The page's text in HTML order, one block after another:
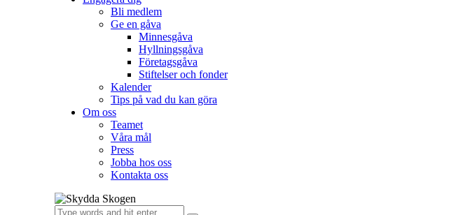
Bli medlem
Ge en gåva
Minnesgåva
Hyllningsgåva
Företagsgåva
Stiftelser och fonder
Kalender
Tips på vad du kan göra
Om oss
Teamet
Våra mål​
Press
Jobba hos oss
Kontakta oss